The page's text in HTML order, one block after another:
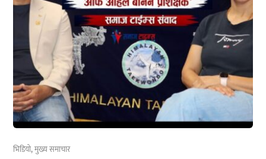
भिडियो,मुख्य समाचार